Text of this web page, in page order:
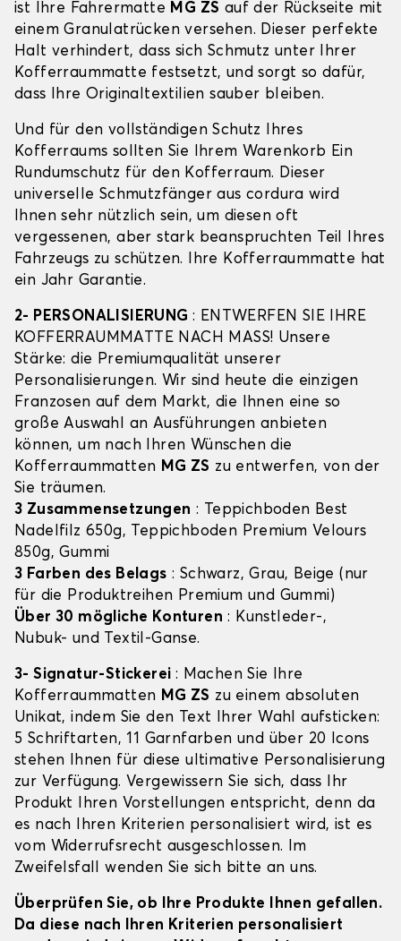
ist Ihre Fahrermatte MG ZS auf der Rückseite mit
einem Granulatrücken versehen. Dieser perfekte
Halt verhindert, dass sich Schmutz unter Ihrer
Kofferraummatte festsetzt, und sorgt so dafür,
dass Ihre Originaltextilien sauber bleiben.
Und für den vollständigen Schutz Ihres
Kofferraums sollten Sie Ihrem Warenkorb Ein
Rundumschutz für den Kofferraum. Dieser
universelle Schmutzfänger aus cordura wird
Ihnen sehr nützlich sein, um diesen oft
vergessenen, aber stark beanspruchten Teil Ihres
Fahrzeugs zu schützen. Ihre Kofferraummatte hat
ein Jahr Garantie.
2- PERSONALISIERUNG : ENTWERFEN SIE IHRE
KOFFERRAUMMATTE NACH MASS! Unsere
Stärke: die Premiumqualität unserer
Personalisierungen. Wir sind heute die einzigen
Franzosen auf dem Markt, die Ihnen eine so
große Auswahl an Ausführungen anbieten
können, um nach Ihren Wünschen die
Kofferraummatten MG ZS zu entwerfen, von der
Sie träumen.
3 Zusammensetzungen : Teppichboden Best
Nadelfilz 650g, Teppichboden Premium Velours
850g, Gummi
3 Farben des Belags : Schwarz, Grau, Beige (nur
für die Produktreihen Premium und Gummi)
Über 30 mögliche Konturen : Kunstleder-,
Nubuk- und Textil-Ganse.
3- Signatur-Stickerei : Machen Sie Ihre
Kofferraummatten MG ZS zu einem absoluten
Unikat, indem Sie den Text Ihrer Wahl aufsticken:
5 Schriftarten, 11 Garnfarben und über 20 Icons
stehen Ihnen für diese ultimative Personalisierung
zur Verfügung. Vergewissern Sie sich, dass Ihr
Produkt Ihren Vorstellungen entspricht, denn da
es nach Ihren Kriterien personalisiert wird, ist es
vom Widerrufsrecht ausgeschlossen. Im
Zweifelsfall wenden Sie sich bitte an uns.
Überprüfen Sie, ob Ihre Produkte Ihnen gefallen.
Da diese nach Ihren Kriterien personalisiert